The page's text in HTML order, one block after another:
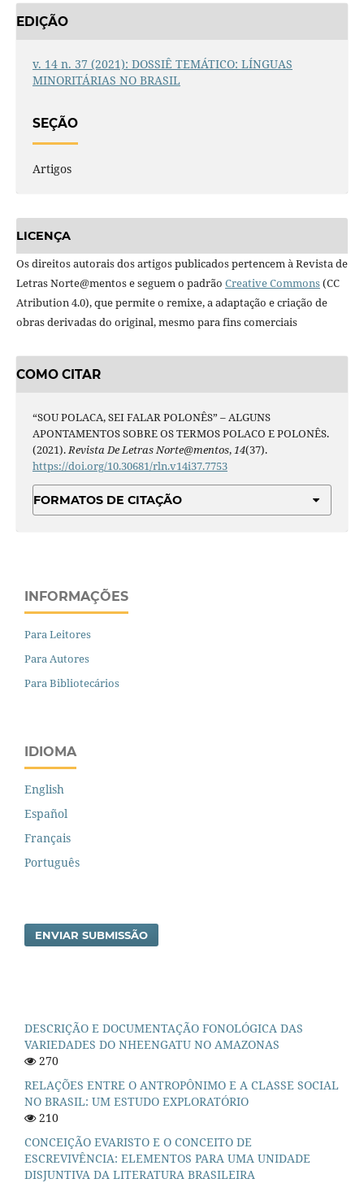
EDIÇÃO
v. 14 n. 37 (2021): DOSSIÊ TEMÁTICO: LÍNGUAS
MINORITÁRIAS NO BRASIL
SEÇÃO
Artigos
LICENÇA
Os direitos autorais dos artigos publicados pertencem à Revista de
Letras Norte@mentos e seguem o padrão Creative Commons(CC
Atribution 4.0), que permite o remixe, a adaptação e criação de
obras derivadas do original, mesmo para fins comerciais
COMO CITAR
“SOU POLACA, SEI FALAR POLONÊS” – ALGUNS
APONTAMENTOS SOBRE OS TERMOS POLACO E POLONÊS.
(2021).Revista De Letras Norte@mentos,14(37).
https://doi.org/10.30681/rln.v14i37.7753
FORMATOS DE CITAÇÃO
INFORMAÇÕES
Para Leitores
Para Autores
Para Bibliotecários
IDIOMA
English
Español
Français
Português
ENVIAR SUBMISSÃO
DESCRIÇÃO E DOCUMENTAÇÃO FONOLÓGICA DAS
VARIEDADES DO NHEENGATU NO AMAZONAS
270
RELAÇÕES ENTRE O ANTROPÔNIMO E A CLASSE SOCIAL
NO BRASIL: UM ESTUDO EXPLORATÓRIO
210
CONCEIÇÃO EVARISTO E O CONCEITO DE
ESCREVIVÊNCIA: ELEMENTOS PARA UMA UNIDADE
DISJUNTIVA DA LITERATURA BRASILEIRA